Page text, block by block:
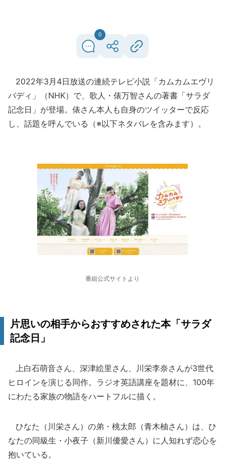
0
2022年3月4日放送の連続テレビ小説「カムカムエヴリ
バディ」（NHK）で、歌人・俵万智さんの著書「サラダ
記念日」が登場。俵さん本人も自身のツイッターで反応
し、話題を呼んでいる（※以下ネタバレを含みます）。
番組公式サイトより
片思いの相手からおすすめされた本「サラダ
記念日」
上白石萌音さん、深津絵里さん、川栄李奈さんが3世代
ヒロインを演じる同作。ラジオ英語講座を題材に、100年
にわたる家族の物語をハートフルに描く。
ひなた（川栄さん）の弟・桃太郎（青木柚さん）は、ひ
なたの同級生・小夜子（新川優愛さん）に人知れず恋心を
抱いている。